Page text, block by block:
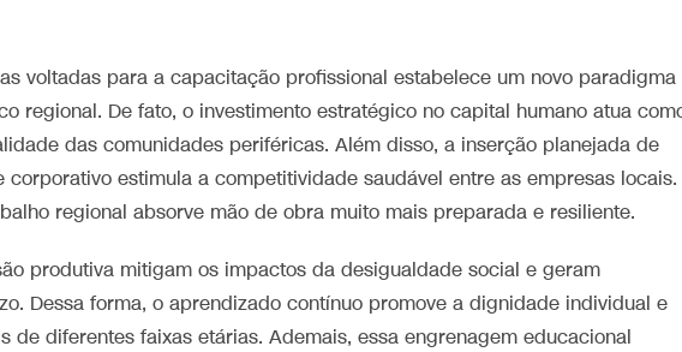
voltadas para a capacitação profissional estabelece um novo paradigma
regional. De fato, o investimento estratégico no capital humano atua
das comunidades periféricas. Além disso, a inserção planejada de
estimula a competitividade saudável entre as empresas locais.
regional absorve mão de obra muito mais preparada e resiliente.
produtiva mitigam os impactos da desigualdade social e geram
Dessa forma, o aprendizado contínuo promove a dignidade individual e
de diferentes faixas etárias. Ademais, essa engrenagem educacional